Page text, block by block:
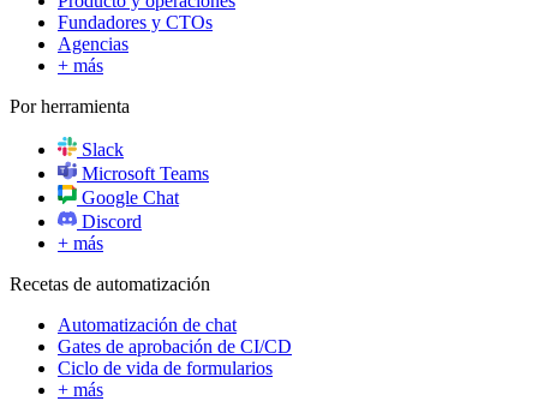
Fundadores y CTOs
Agencias
+ más
Por herramienta
Slack
Microsoft Teams
Google Chat
Discord
+ más
Recetas de automatización
Automatización de chat
Gates de aprobación de CI/CD
Ciclo de vida de formularios
+ más